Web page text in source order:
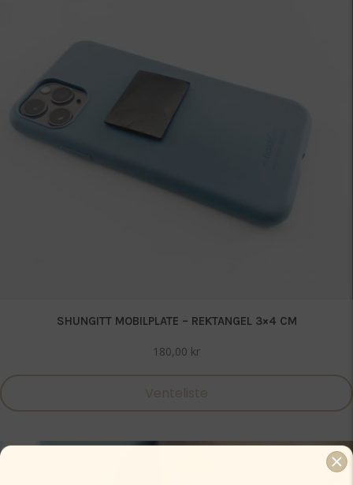
SHUNGITT MOBILPLATE – REKTANGEL 3×4 CM
180,00 kr
Venteliste